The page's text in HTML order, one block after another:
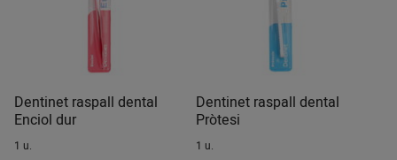
Dentinet raspall dental
Enciol dur
1 u.
Dentinet raspall dental
Pròtesi
1 u.